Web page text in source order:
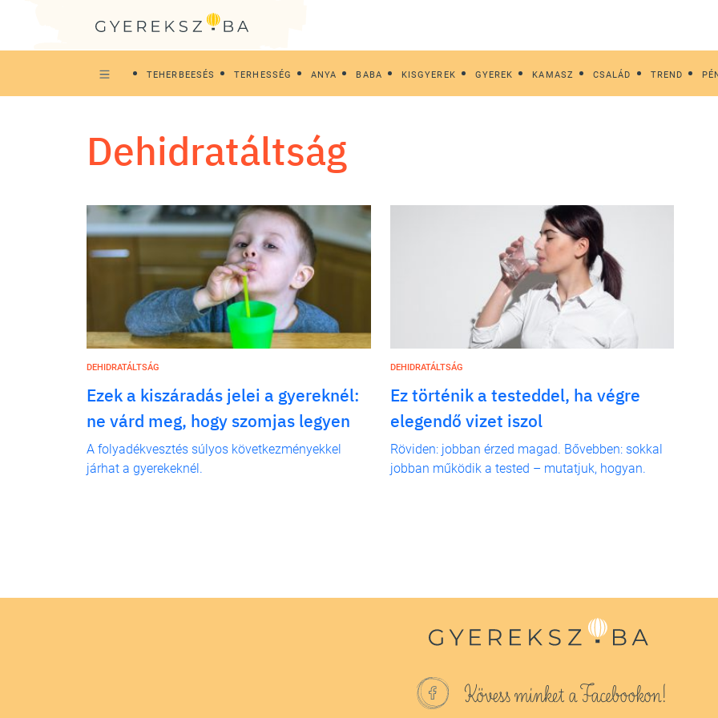
TEHERBEESÉS TERHESSÉG ANYA BABA KISGYEREK GYEREK KAMASZ CSALÁD TREND
dehidratáltság
DEHIDRATÁLTSÁG
Ezek a kiszáradás jelei a gyereknél:
ne várd meg, hogy szomjas legyen
A folyadékvesztés súlyos következményekkel
járhat a gyerekeknél.
DEHIDRATÁLTSÁG
Ez történik a testeddel, ha végre
elegendő vizet iszol
Röviden: jobban érzed magad. Bővebben: sokkal
jobban működik a tested – mutatjuk, hogyan.
Kövess minket a Facebookon!